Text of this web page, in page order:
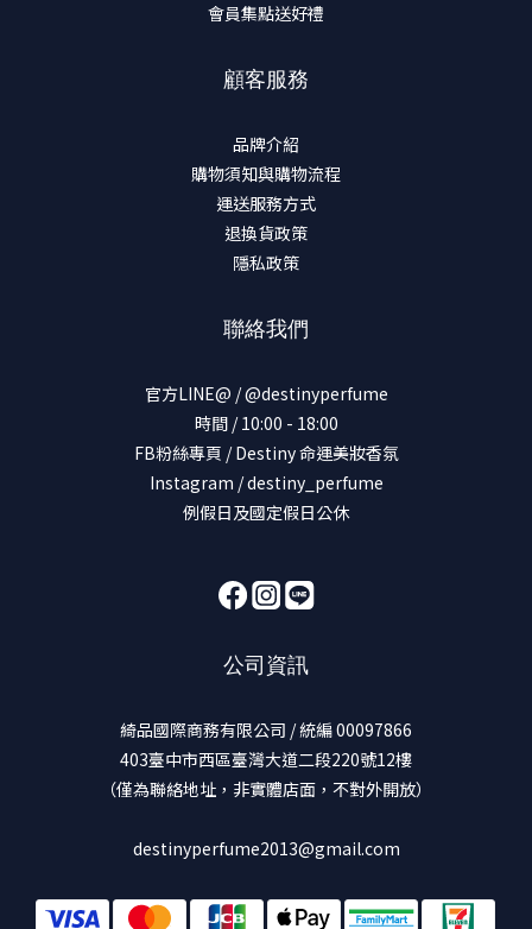
會員集點送好禮
顧客服務
品牌介紹
購物須知與購物流程
運送服務方式
退換貨政策
隱私政策
聯絡我們
官方LINE@ / @destinyperfume
時間 / 10:00 - 18:00
FB粉絲專頁 / Destiny 命運美妝香氛
Instagram / destiny_perfume
例假日及國定假日公休
公司資訊
綺品國際商務有限公司 / 統編 00097866
403臺中市西區臺灣大道二段220號12樓
（僅為聯絡地址，非實體店面，不對外開放）
destinyperfume2013@gmail.com